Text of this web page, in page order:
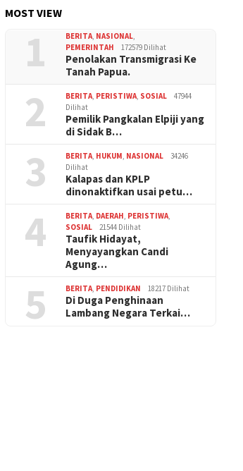
MOST VIEW
1 BERITA, NASIONAL,
PEMERINTAH
172579 Dilihat
Penolakan Transmigrasi Ke
Tanah Papua.
2 BERITA, PERISTIWA, SOSIAL
47944
Dilihat
Pemilik Pangkalan Elpiji yang
di Sidak B…
3 BERITA, HUKUM, NASIONAL
34246
Dilihat
Kalapas dan KPLP
dinonaktifkan usai petu…
4 BERITA, DAERAH, PERISTIWA,
SOSIAL
21544 Dilihat
Taufik Hidayat,
Menyayangkan Candi
Agung…
5 BERITA, PENDIDIKAN 18217 Dilihat
Di Duga Penghinaan
Lambang Negara Terkai…